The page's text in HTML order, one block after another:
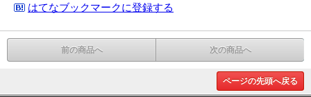
はてなブックマークに登録する
前の商品へ 次の商品へ
ページの先頭へ戻る